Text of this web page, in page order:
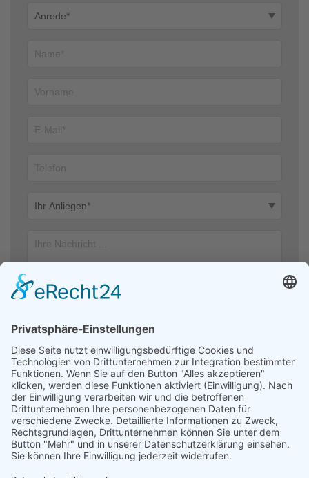
Beantwortung meiner Anfrage erhoben und verarbeitet werden. Die
Daten werden nach abgeschlossener Bearbeitung Ihrer Anfrage
gelöscht. Hinweis: Sie können Ihre Einwilligung jederzeit für die
Zukunft per E-Mail an kontakt@helfendehaendeev.de widerrufen.
Detaillierte Informationen zum Umgang mit Nutzerdaten finden Sie
in unserer Datenschutzerklärung.
Datenschutzerklärung
Absenden